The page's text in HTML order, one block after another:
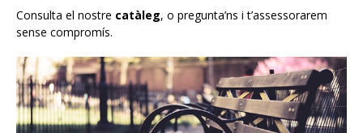
Les nostres avantatges
SERVEIS
Forja Artística i Restauració
Consulta el nostre catàleg, o pregunta’ns i t’assessorarem
sense compromís.